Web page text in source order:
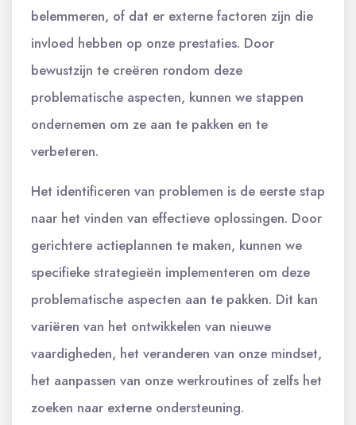
belemmeren, of dat er externe factoren zijn die
invloed hebben op onze prestaties. Door
bewustzijn te creëren rondom deze
problematische aspecten, kunnen we stappen
ondernemen om ze aan te pakken en te
verbeteren.
Het identificeren van problemen is de eerste stap
naar het vinden van effectieve oplossingen. Door
gerichtere actieplannen te maken, kunnen we
specifieke strategieën implementeren om deze
problematische aspecten aan te pakken. Dit kan
variëren van het ontwikkelen van nieuwe
vaardigheden, het veranderen van onze mindset,
het aanpassen van onze werkroutines of zelfs het
zoeken naar externe ondersteuning.